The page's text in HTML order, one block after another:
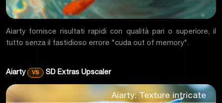
Aiarty fornisce risultati rapidi con qualità pari o superiore, il
tutto senza il fastidioso errore "cuda out of memory".
Aiarty vs SD Extras Upscaler
Aiarty: Texture intricate